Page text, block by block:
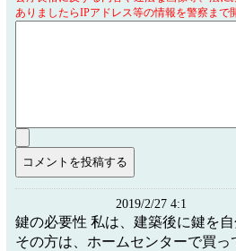
ありましたらIPアドレス等の情報を警察まで
2019/2/27 4:1
鍵の必要性 私は、建築後に鍵を
その方は、ホームセンターで買